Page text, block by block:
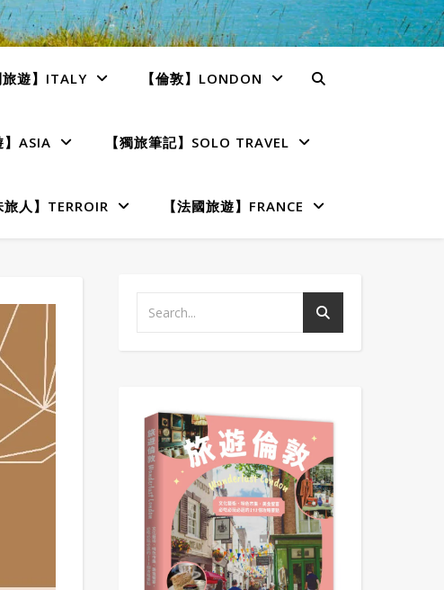
旅遊】ITALY 【倫敦】LONDON
】ASIA 【獨旅筆記】SOLO TRAVEL
旅人】TERROIR 【法國旅遊】FRANCE